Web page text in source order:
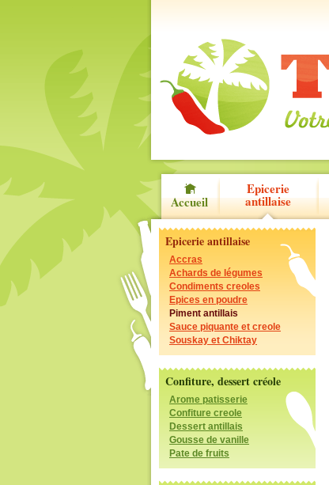
Accueil
Epicerie
antillaise
Epicerie antillaise
Accras
Achards de légumes
Condiments creoles
Epices en poudre
Piment antillais
Sauce piquante et creole
Souskay et Chiktay
Confiture, dessert créole
Arome patisserie
Confiture creole
Dessert antillais
Gousse de vanille
Pate de fruits